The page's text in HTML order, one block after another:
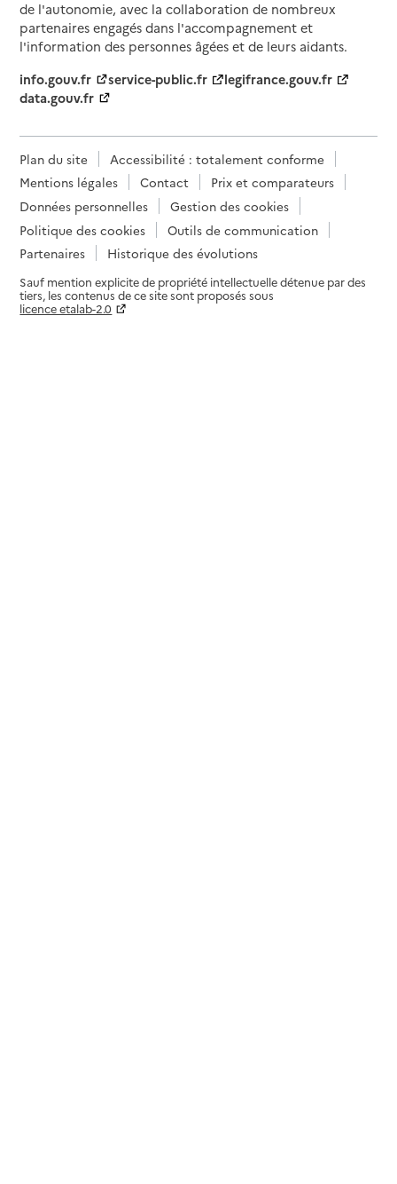
de l'autonomie, avec la collaboration de nombreux
partenaires engagés dans l'accompagnement et
l'information des personnes âgées et de leurs aidants.
info.gouv.fr
service-public.fr
legifrance.gouv.fr
data.gouv.fr
Plan du site
Accessibilité : totalement conforme
Mentions légales
Contact
Prix et comparateurs
Données personnelles
Gestion des cookies
Politique des cookies
Outils de communication
Partenaires
Historique des évolutions
Sauf mention explicite de propriété intellectuelle détenue par des
tiers, les contenus de ce site sont proposés sous
licence etalab-2.0